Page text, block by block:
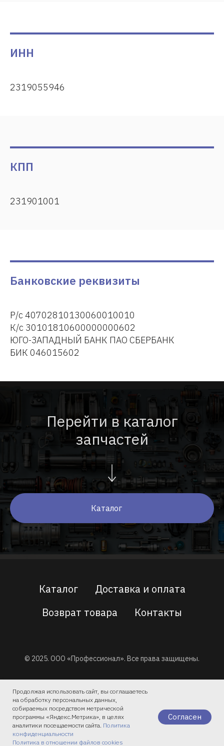
ИНН
2319055946
КПП
231901001
Банковские реквизиты
Р/с 40702810130060010010
К/с 30101810600000000602
ЮГО-ЗАПАДНЫЙ БАНК ПАО СБЕРБАНК
БИК 046015602
Перейти в каталог
запчастей
Каталог
Каталог
Доставка и оплата
Возврат товара
Контакты
© 2025. ООО «Профессионал». Все права защищены.
Политика обработки персональных данных
Договор публичной оферты
Политика файлов cookies
Продолжая использовать сайт, вы соглашаетесь
на обработку персональных данных,
собираемых посредством метрической
программы «Яндекс.Метрика», в целях
аналитики посещаемости сайта. Политика
конфиденциальности
Политика в отношении файлов cookies
Согласен